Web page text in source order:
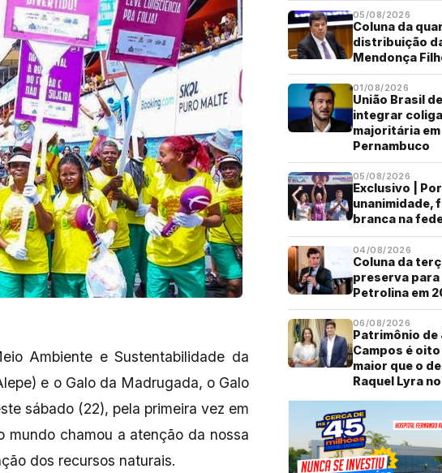
Ambiente e Sustentabilidade da
e o Galo da Madrugada, o Galo
sábado (22), pela primeira vez em
mundo chamou a atenção da nossa
dos recursos naturais.
05/08/2026
Coluna da
distribuição
Mendonça
01/08/2026
União Brasil
integrar
majoritária em
Pernambuco
05/08/2026
Exclusivo | Por
unanimidade,
branca na
04/08/2026
Coluna da
preserva
Petrolina em
06/08/2026
Patrimônio de
Campos é
maior que o
Raquel Lyra